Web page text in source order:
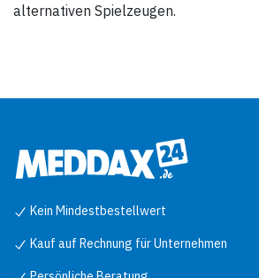
alternativen Spielzeugen.
Kein Mindestbestellwert
Kauf auf Rechnung für Unternehmen